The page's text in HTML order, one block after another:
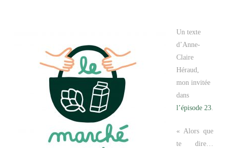
Un texte
d’Anne-
Claire
Héraud,
mon invitée
dans
l’épisode 23.
« Alors que
te dire…